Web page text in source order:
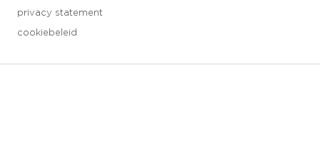
privacy statement
cookiebeleid